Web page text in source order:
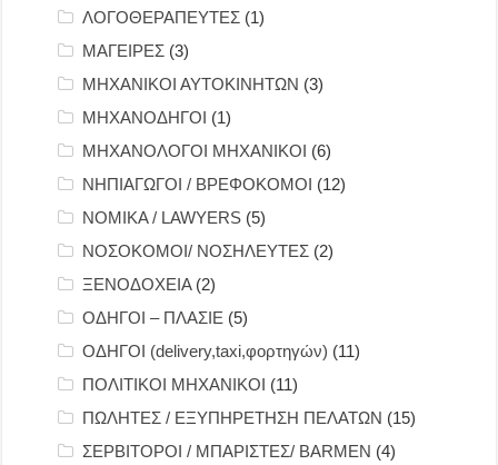
ΛΟΓΟΘΕΡΑΠΕΥΤΕΣ (1)
ΜΑΓΕΙΡΕΣ (3)
ΜΗΧΑΝΙΚΟΙ ΑΥΤΟΚΙΝΗΤΩΝ (3)
ΜΗΧΑΝΟΔΗΓΟΙ (1)
ΜΗΧΑΝΟΛΟΓΟΙ ΜΗΧΑΝΙΚΟΙ (6)
ΝΗΠΙΑΓΩΓΟΙ / ΒΡΕΦΟΚΟΜΟΙ (12)
ΝΟΜΙΚΑ / LAWYERS (5)
ΝΟΣΟΚΟΜΟΙ/ ΝΟΣΗΛΕΥΤΕΣ (2)
ΞΕΝΟΔΟΧΕΙΑ(2)
ΟΔΗΓΟΙ – ΠΛΑΣΙΕ (5)
ΟΔΗΓΟΙ (delivery,taxi,φορτηγών) (11)
ΠΟΛΙΤΙΚΟΙ ΜΗΧΑΝΙΚΟΙ (11)
ΠΩΛΗΤΕΣ / ΕΞΥΠΗΡΕΤΗΣΗ ΠΕΛΑΤΩΝ (15)
ΣΕΡΒΙΤΟΡΟΙ / ΜΠΑΡΙΣΤΕΣ/ BARMEN (4)